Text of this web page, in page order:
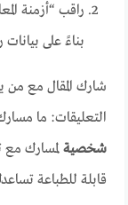
راقب “أزمنة
بناءً على
شارك المقال مع من
التعليقات: ما
شخصية لمسارك مع
قابلة للطباعة